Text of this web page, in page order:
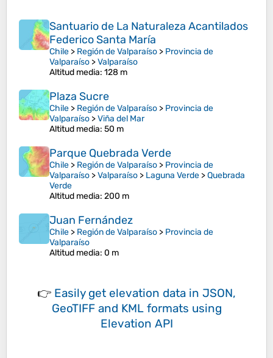
Santuario de La Naturaleza Acantilados
Federico Santa María
Chile > Región de Valparaíso > Provincia de
Valparaíso >Valparaíso
Altitud media: 128 m
Plaza Sucre
Chile > Región de Valparaíso > Provincia de
Valparaíso >Viña del Mar
Altitud media: 50 m
Parque Quebrada Verde
Chile > Región de Valparaíso > Provincia de
Valparaíso >Valparaíso > Laguna Verde >Quebrada
Verde
Altitud media: 200 m
Juan Fernández
Chile > Región de Valparaíso > Provincia de
Valparaíso
Altitud media: 0 m
👉 Easily get elevation data in JSON,
GeoTIFF and KML formats using
Elevation API